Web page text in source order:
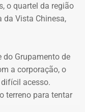
da defesa das
nove perfis;
o quartel da região
Vista Chinesa,
do Grupamento de
a corporação, o
acesso.
terreno para tentar